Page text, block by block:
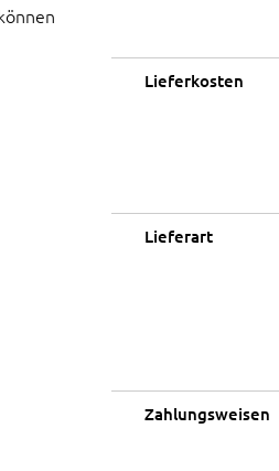
Lieferkosten
Lieferart
Zahlungsweisen